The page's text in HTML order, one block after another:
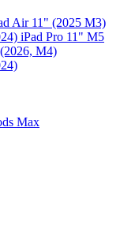
Air 11" (2025 M3)
iPad Pro 11" M5
M4)
Max